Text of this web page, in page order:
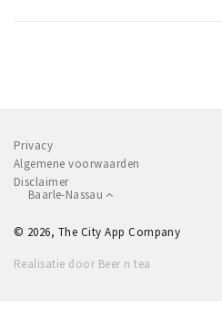
Privacy
Algemene voorwaarden
Disclaimer
Baarle-Nassau
© 2026, The City App Company
Realisatie door Beer n tea